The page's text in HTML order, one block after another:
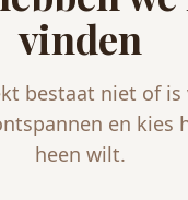
vinden
bestaat niet of
en kies
heen wilt.